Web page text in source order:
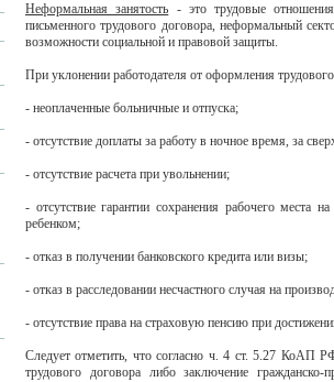
Неформальная занятость - это трудовые
письменного трудового договора, неформальный
возможности социальной и правовой защиты.
При уклонении работодателя от оформления
- неоплаченные больничные и отпуска;
- отсутствие доплаты за работу в ночное время, за
- отсутствие расчета при увольнении;
- отсутствие гарантии сохранения рабочего места
ребенком;
- отказ в получении банковского кредита или визы;
- отказ в расследовании несчастного случая на
- отсутствие права на страховую пенсию при
Следует отметить, что согласно ч. 4 ст. 5.27 КоАП
трудового договора либо заключение